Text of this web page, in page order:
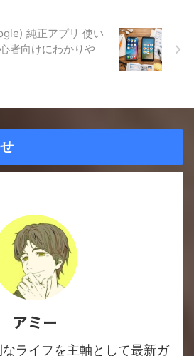
純正アプリ 使い
者向けにわかりや
アミー
ライフを主軸として最新ガ